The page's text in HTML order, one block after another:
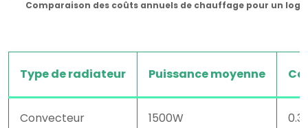
Comparaison des coûts annuels de chauffage pour un
Type de radiateur Puissance moyenne
Convecteur 1500W